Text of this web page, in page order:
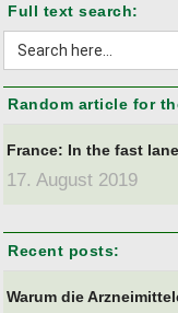
Full text search:
Search
for:
Random article for
France: In the fast
17. August 2019
Recent posts:
Warum die